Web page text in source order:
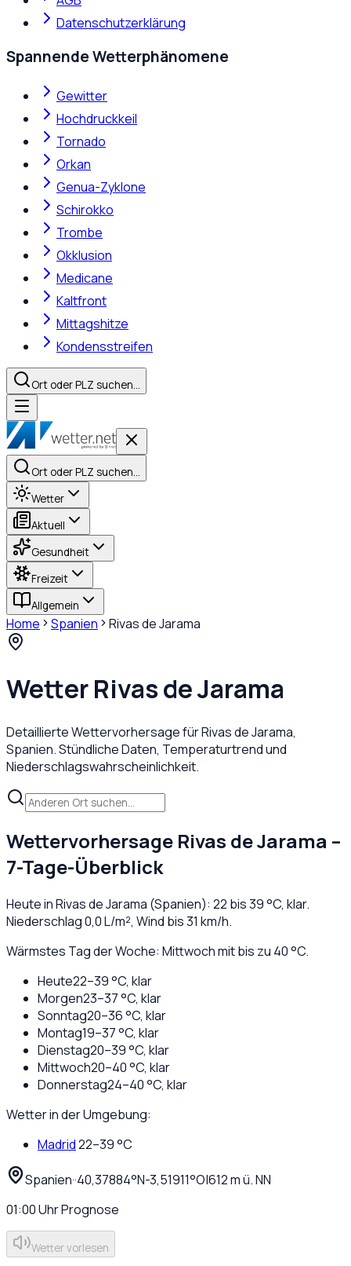
Datenschutzerklärung
Spannende Wetterphänomene
Gewitter
Hochdruckkeil
Tornado
Orkan
Genua-Zyklone
Schirokko
Trombe
Okklusion
Medicane
Kaltfront
Mittagshitze
Kondensstreifen
Ort oder PLZ suchen…
Ort oder PLZ suchen…
Wetter
Aktuell
Gesundheit
Freizeit
Allgemein
Home Spanien Rivas de Jarama
WetterRivas de Jarama
Detaillierte Wettervorhersage fürRivas de Jarama,
Spanien. Stündliche Daten, Temperaturtrend und
Niederschlagswahrscheinlichkeit.
Wettervorhersage Rivas de Jarama –
7-Tage-Überblick
Heute inRivas de Jarama (Spanien): 22 bis39°C, klar.
Niederschlag0,0L/m², Wind bis31 km/h.
Wärmstes Tag der Woche: Mittwoch mit bis zu 40 °C.
Heute22–39°C, klar
Morgen23–37°C, klar
Sonntag20–36°C, klar
Montag19–37°C, klar
Dienstag20–39°C, klar
Mittwoch20–40°C, klar
Donnerstag24–40°C, klar
Wetter in der Umgebung:
Madrid22–39°C
Spanien··40,37884°N-3,51911°O|612m ü. NN
01:00UhrPrognose
Wetter vorlesen